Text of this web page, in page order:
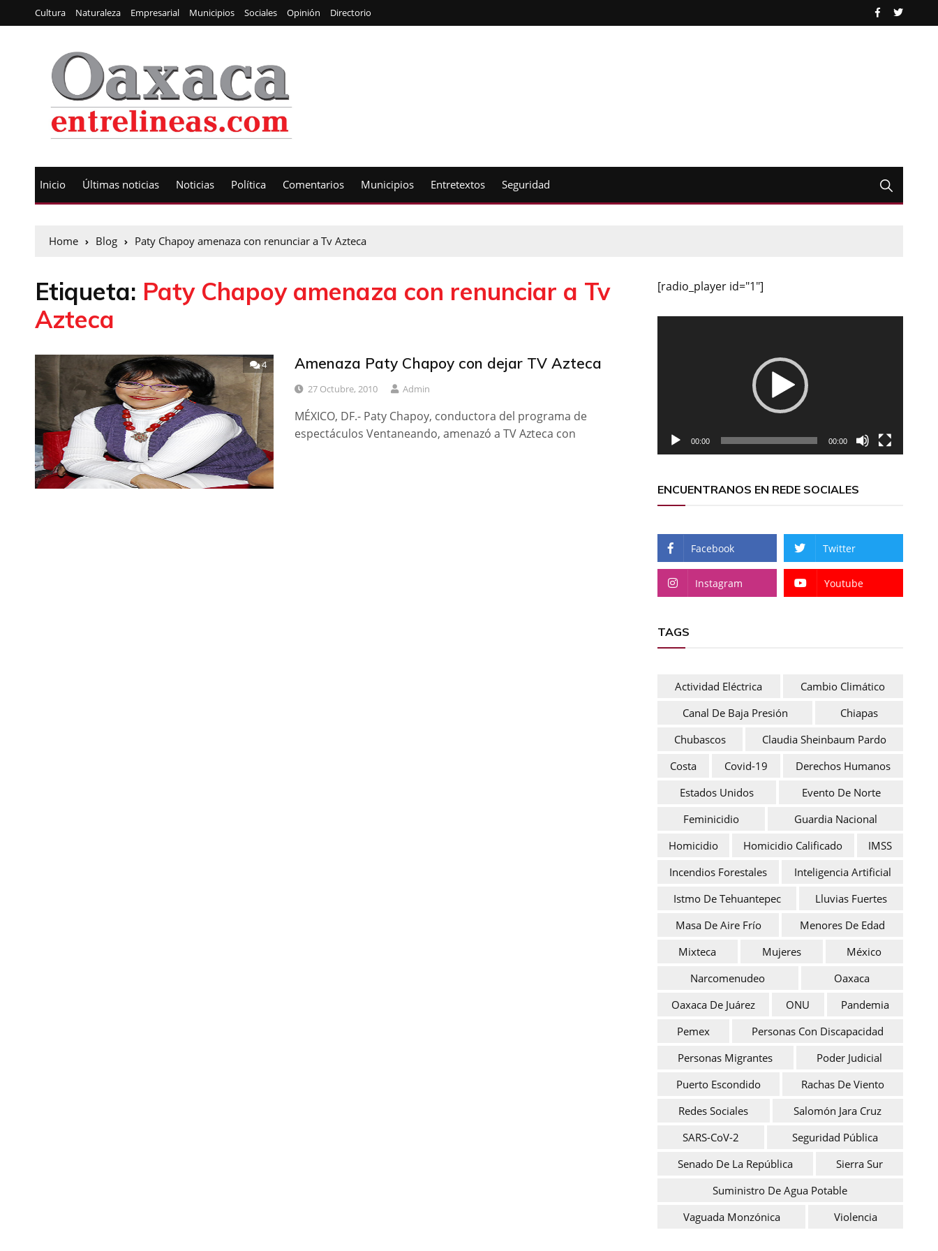
Cultura Naturaleza Empresarial Municipios Sociales Opinión Directorio
Inicio Últimas noticias Noticias Política Comentarios Municipios Entretextos Seguridad
Home Blog Paty Chapoy amenaza con renunciar a Tv Azteca
Etiqueta: Paty Chapoy amenaza con renunciar a Tv
Azteca
4 Amenaza Paty Chapoy con dejar TV Azteca
27 Octubre, 2010 Admin
MÉXICO, DF.- Paty Chapoy, conductora del programa de
espectáculos Ventaneando, amenazó a TV Azteca con
[radio_player id="1"]
00:00 00:00
ENCUENTRANOS EN REDE SOCIALES
Facebook Twitter
Instagram Youtube
TAGS
Actividad Eléctrica
Cambio Climático
Canal De Baja Presión
Chiapas
Chubascos
Claudia Sheinbaum Pardo
Costa
Covid-19
Derechos Humanos
Estados Unidos
Evento De Norte
Feminicidio
Guardia Nacional
Homicidio
Homicidio Calificado
IMSS
Incendios Forestales
Inteligencia Artificial
Istmo De Tehuantepec
Lluvias Fuertes
Masa De Aire Frío
Menores De Edad
Mixteca
Mujeres
México
Narcomenudeo
Oaxaca
Oaxaca De Juárez
ONU
Pandemia
Pemex
Personas Con Discapacidad
Personas Migrantes
Poder Judicial
Puerto Escondido
Rachas De Viento
Redes Sociales
Salomón Jara Cruz
SARS-CoV-2
Seguridad Pública
Senado De La República
Sierra Sur
Suministro De Agua Potable
Vaguada Monzónica
Violencia